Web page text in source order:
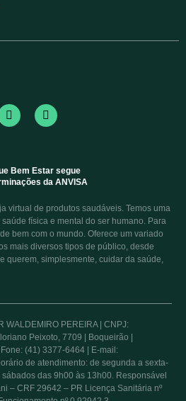
Bem Estar segue
da ANVISA
virtual de produtos saudáveis. Temos uma
física e mental do ser humano. Para
bem com o mundo. Oferece um variado
mais diversos tipos de público, desde
querem, simplesmente, cuidar da saúde,
WALDEMIRO PEREIRA | CNPJ:
Peixoto, 7709 | Boqueirão |
(41) 3377-6464 | E-mail:
de atendimento: de segunda a sexta-
das 9h00 às 13h00. Responsável
– CRF 29642 – PR Licença Sanitária nº